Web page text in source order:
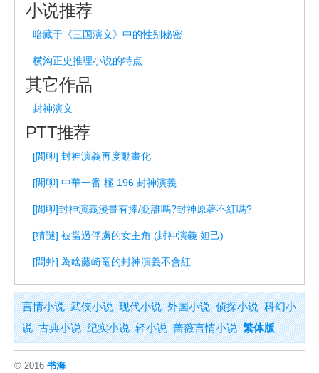
小说推荐
暗藏于《三国演义》中的性别秘密
横沟正史推理小说的特点
其它作品
封神演义
PTT推荐
[閒聊] 封神演義再度動畫化
[閒聊] 中華一番 極 196 封神演義
[閒聊]封神演義漫畫有捧/貶誰嗎?封神原著不紅嗎?
[猜謎] 被當過俘虜的女主角 (封神演義 妲己)
[問卦] 為啥藤崎竜的封神演義不會紅
言情小说 武侠小说 现代小说 外国小说 侦探小说 科幻小
说 古典小说 纪实小说 轻小说 蔷薇言情小说 繁体版
© 2016 书海